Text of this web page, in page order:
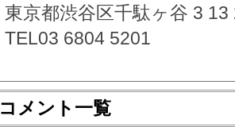
東京都渋谷区千駄ヶ谷 3 13
TEL03 6804 5201
コメント一覧